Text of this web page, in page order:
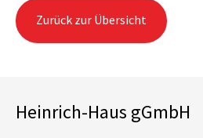
Zurück zur Übersicht
Heinrich-Haus gGmbH